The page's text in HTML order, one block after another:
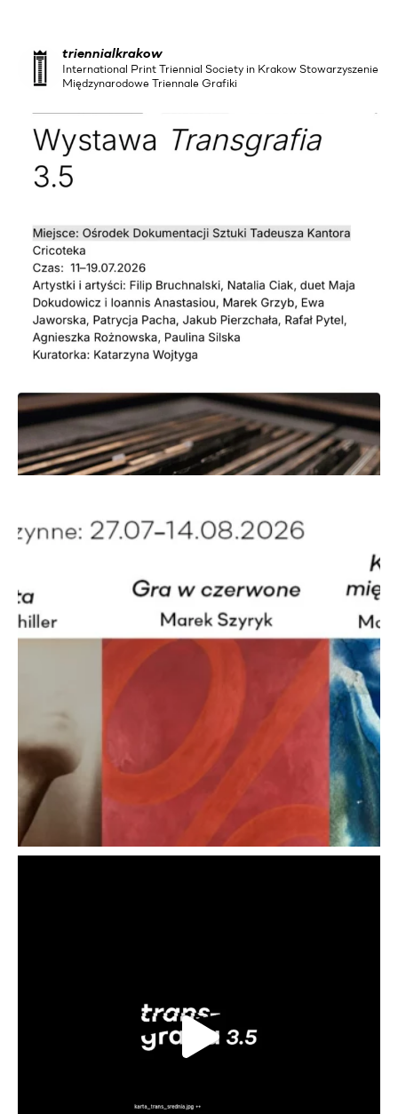
triennialkrakow
International Print Triennial Society in Krakow Stowarzyszenie
Międzynarodowe Triennale Grafiki